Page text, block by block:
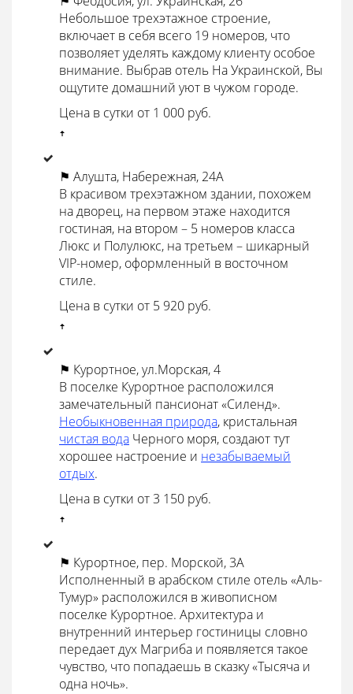
Небольшое трехэтажное строение,
включает в себя всего 19 номеров, что
позволяет уделять каждому клиенту особое
внимание. Выбрав отель На Украинской, Вы
ощутите домашний уют в чужом городе.
Цена в сутки от 1 000 руб.
ꜛ
⚑ Алушта, Набережная, 24А
В красивом трехэтажном здании, похожем
на дворец, на первом этаже находится
гостиная, на втором – 5 номеров класса
Люкс и Полулюкс, на третьем – шикарный
VIP-номер, оформленный в восточном
стиле.
Цена в сутки от 5 920 руб.
ꜛ
⚑ Курортное, ул.Морская, 4
В поселке Курортное расположился
замечательный пансионат «Силенд».
Необыкновенная природа, кристальная
чистая вода Черного моря, создают тут
хорошее настроение и незабываемый
отдых.
Цена в сутки от 3 150 руб.
ꜛ
⚑ Курортное, пер. Морской, 3А
Исполненный в арабском стиле отель «Аль-
Тумур» расположился в живописном
поселке Курортное. Архитектура и
внутренний интерьер гостиницы словно
передает дух Магриба и появляется такое
чувство, что попадаешь в сказку «Тысяча и
одна ночь».